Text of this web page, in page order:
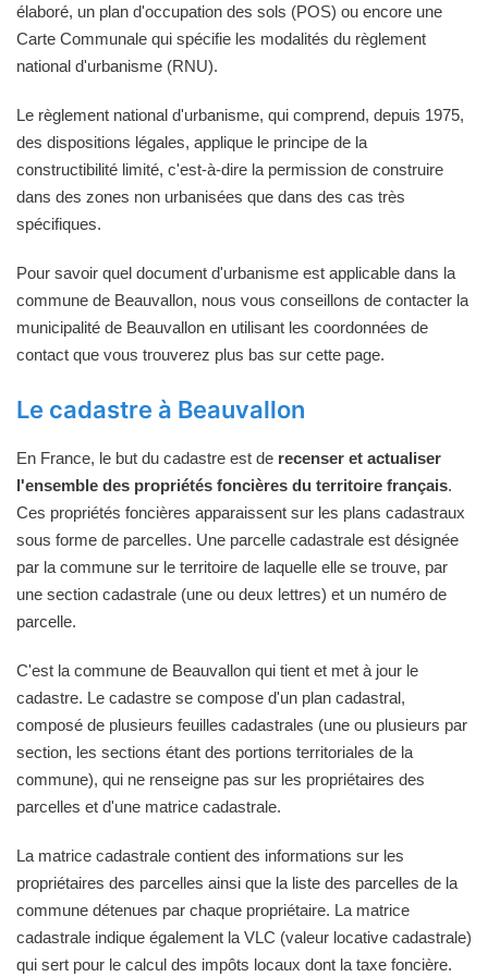
élaboré, un plan d'occupation des sols (POS) ou encore une
Carte Communale qui spécifie les modalités du règlement
national d'urbanisme (RNU).
Le règlement national d'urbanisme, qui comprend, depuis 1975,
des dispositions légales, applique le principe de la
constructibilité limité, c'est-à-dire la permission de construire
dans des zones non urbanisées que dans des cas très
spécifiques.
Pour savoir quel document d'urbanisme est applicable dans la
commune de Beauvallon, nous vous conseillons de contacter la
municipalité de Beauvallon en utilisant les coordonnées de
contact que vous trouverez plus bas sur cette page.
Le cadastre à Beauvallon
En France, le but du cadastre est de recenser et actualiser
l'ensemble des propriétés foncières du territoire français.
Ces propriétés foncières apparaissent sur les plans cadastraux
sous forme de parcelles. Une parcelle cadastrale est désignée
par la commune sur le territoire de laquelle elle se trouve, par
une section cadastrale (une ou deux lettres) et un numéro de
parcelle.
C'est la commune de Beauvallon qui tient et met à jour le
cadastre. Le cadastre se compose d'un plan cadastral,
composé de plusieurs feuilles cadastrales (une ou plusieurs par
section, les sections étant des portions territoriales de la
commune), qui ne renseigne pas sur les propriétaires des
parcelles et d'une matrice cadastrale.
La matrice cadastrale contient des informations sur les
propriétaires des parcelles ainsi que la liste des parcelles de la
commune détenues par chaque propriétaire. La matrice
cadastrale indique également la VLC (valeur locative cadastrale)
qui sert pour le calcul des impôts locaux dont la taxe foncière.